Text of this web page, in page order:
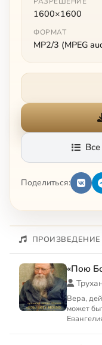
1600×1600
ФОРМАТ
MP2/3 (MPEG
Поделиться:
ПРОИЗВЕДЕНИЕ
«Пою
Вера,
может